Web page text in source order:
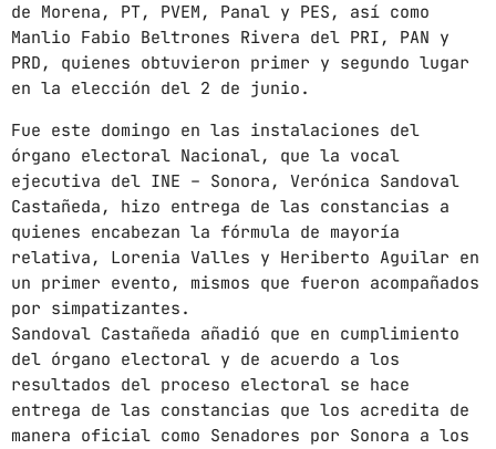
julio 2024
junio 2024
mayo 2024
abril 2024
marzo 2024
febrero 2024
CATEGORÍAS
Blog
Gobierno de Hermosillo
de Morena, PT, PVEM, Panal y PES, así como
Manlio Fabio Beltrones Rivera del PRI, PAN y
PRD, quienes obtuvieron primer y segundo lugar
en la elección del 2 de junio.
Fue este domingo en las instalaciones del
órgano electoral Nacional, que la vocal
ejecutiva del INE – Sonora, Verónica Sandoval
Castañeda, hizo entrega de las constancias a
quienes encabezan la fórmula de mayoría
relativa, Lorenia Valles y Heriberto Aguilar en
un primer evento, mismos que fueron acompañados
por simpatizantes.
Sandoval Castañeda añadió que en cumplimiento
del órgano electoral y de acuerdo a los
resultados del proceso electoral se hace
entrega de las constancias que los acredita de
manera oficial como Senadores por Sonora a los